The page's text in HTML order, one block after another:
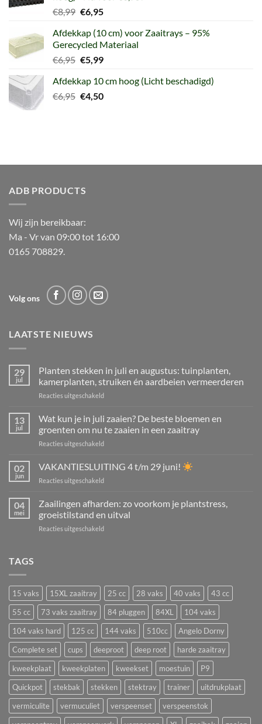
€8,99 Oorspronkelijke
was:
€8,99.
€6,95Huidige
is:
€6,95.
Afdekkap (10 cm) voor Zaaitrays – 95%
Gerecycled Materiaal
€6,95 Oorspronkelijke
was:
€6,95.
€5,99Huidige
is:
€5,99.
Afdekkap 10 cm hoog (Licht beschadigd)
€6,95 Oorspronkelijke
€4,50Huidige
ADB PRODUCTS
Wij zijn bereikbaar:
Ma - Vr van 09:00 tot 16:00
0165 708829.
Volg ons
LAATSTE NIEUWS
29
jul
Planten stekken in juli en augustus: tuinplanten,
kamerplanten, struiken én aardbeien vermeerderen
Reacties uitgeschakeldvoor
stekken
in
juli
en
tuinplanten,
struiken
aardbeien
vermeerderen
13
jul
Wat kun je in juli zaaien? De beste bloemen en
groenten om nu te zaaien in een zaaitray
Reacties uitgeschakeldvoor
kun
je
in
zaaien?
De
bloemen
zaaien
in
een
zaaitray
02
jun
VAKANTIESLUITING 4 t/m 29 juni!
Reacties uitgeschakeldvoor
t/m
29
juni!
04
mei
Zaailingen afharden: zo voorkom je plantstress,
groeistilstand en uitval
Reacties uitgeschakeldvoor
plantstress,
groeistilstand
en
uitval
TAGS
15 vaks 15XL zaaitray 25 cc 28 vaks 40 vaks
43 cc
55 cc
73 vaks zaaitray 84 pluggen 84XL
104 vaks
104 vaks hard
125 cc 144 vaks 510cc
Angelo Dorny
Complete set
cups deeproot deep root
harde zaaitray
kweekplaat
kweekplaten kweekset moestuin
P9
Quickpot
stekbak stekken stektray trainer
uitdrukplaat
vermiculite
vermuculiet verspeenset
verspeenstok